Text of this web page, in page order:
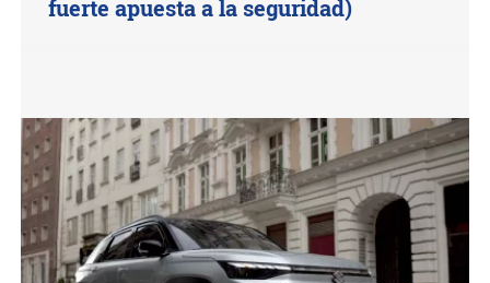
fuerte apuesta a la seguridad)